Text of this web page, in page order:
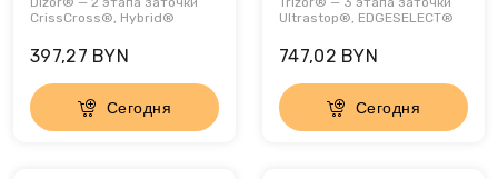
CrissCross®, Hybrid®
397,27 BYN
Сегодня
Ultrastop®, EDGESELECT®
747,02 BYN
Сегодня
Кухонные весы
Льдогенераторы